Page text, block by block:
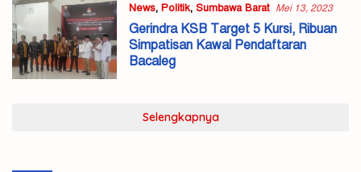
News, Politik, Sumbawa Barat Mei 13, 2023
Gerindra KSB Target 5 Kursi, Ribuan
Simpatisan Kawal Pendaftaran
Bacaleg
Selengkapnya